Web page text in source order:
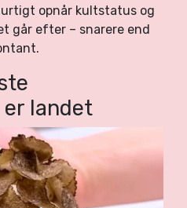
opnår kultstatus og
går efter – snarere end
landet